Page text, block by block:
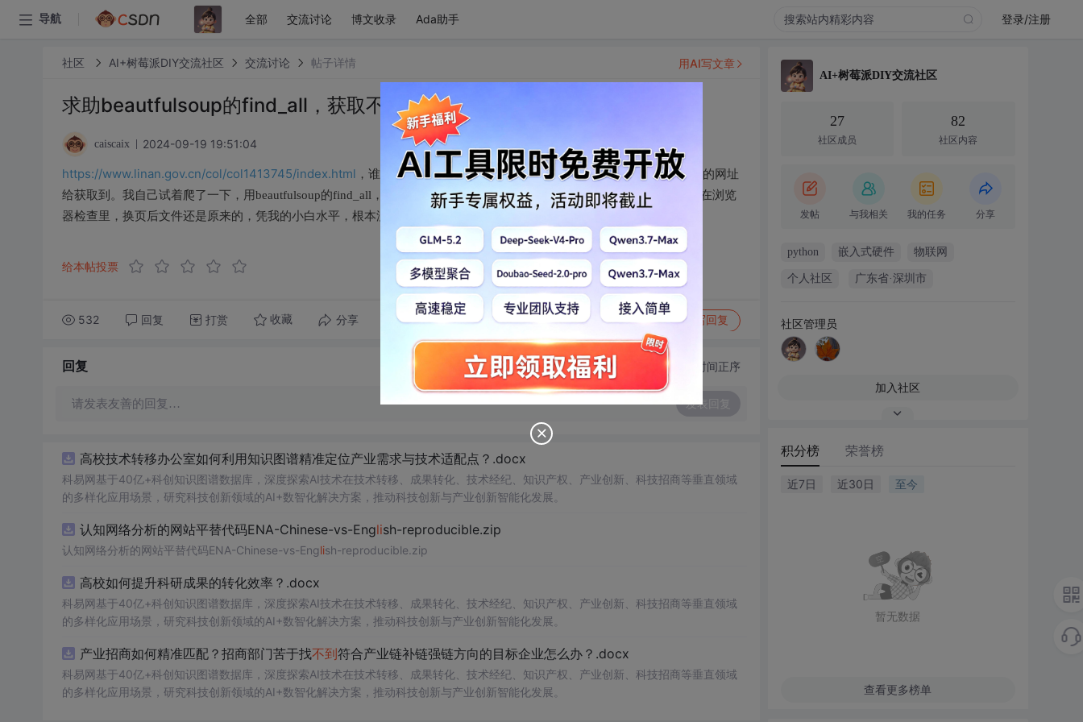
导航 全部 交流讨论 博文收录 Ada助手 登录/注册
社区 AI+树莓派DIY交流社区 交流讨论 帖子详情
求助beautfulsoup的find_all，获取不到 li 标签
caiscaix 2024-09-19 19:51:04
https://www.linan.gov.cn/col/col1413745/index.html ，谁能帮助写个代码，把这个网址中28页里的541个文件名及对应的网址
给获取到。我自己试着爬了一下，用beautfulsoup的find_all，获取不到 li 标签。网上查了说是因为有[CDATA[ ]] 包裹着。在浏览
器检查里，换页后文件还是原来的，凭我的小白水平，根本没办法解决，请高手们出手相助。
给本帖投票
532 回复 打赏 收藏 分享 转发到动态 举报 写回复
用AI写文章
回复 切换为时间正序
请发表友善的回复… 发表回复
高校技术转移办公室如何利用知识图谱精准定位产业需求与技术适配点？.docx
科易网基于40亿+科创知识图谱数据库，深度探索AI技术在技术转移、成果转化、技术经纪、知识产权、产业创新、科技招商等垂直领域
的多样化应用场景，研究科技创新领域的AI+数智化解决方案，推动科技创新与产业创新智能化发展。
认知网络分析的网站平替代码ENA-Chinese-vs-English-reproducible.zip
认知网络分析的网站平替代码ENA-Chinese-vs-English-reproducible.zip
高校如何提升科研成果的转化效率？.docx
科易网基于40亿+科创知识图谱数据库，深度探索AI技术在技术转移、成果转化、技术经纪、知识产权、产业创新、科技招商等垂直领域
的多样化应用场景，研究科技创新领域的AI+数智化解决方案，推动科技创新与产业创新智能化发展。
产业招商如何精准匹配？招商部门苦于找不到符合产业链补链强链方向的目标企业怎么办？.docx
科易网基于40亿+科创知识图谱数据库，深度探索AI技术在技术转移、成果转化、技术经纪、知识产权、产业创新、科技招商等垂直领域
的多样化应用场景，研究科技创新领域的AI+数智化解决方案，推动科技创新与产业创新智能化发展。
AI+树莓派DIY交流社区
27
社区成员
82
社区内容
发帖 与我相关 我的任务 分享
python 嵌入式硬件 物联网
个人社区 广东省·深圳市
社区管理员
加入社区
积分榜 荣誉榜
近7日 近30日 至今
暂无数据
查看更多榜单